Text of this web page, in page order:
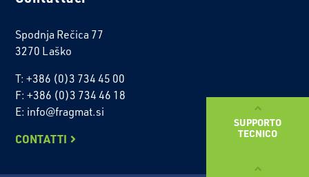
SUPPORTO
TECNICO
Spodnja Rečica 77
3270 Laško
T: +386 (0)3 734 45 00
F: +386 (0)3 734 46 18
E: info@fragmat.si
CONTATTI